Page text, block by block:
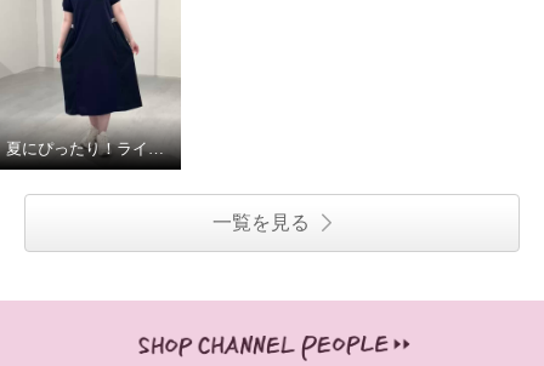
夏にぴったり！ラインアクセントワンピース！
一覧を見る